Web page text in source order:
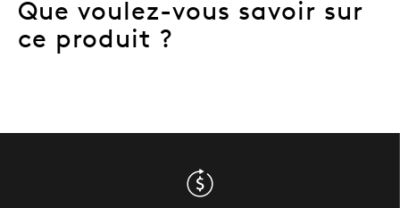
Que voulez-vous savoir sur
ce produit ?